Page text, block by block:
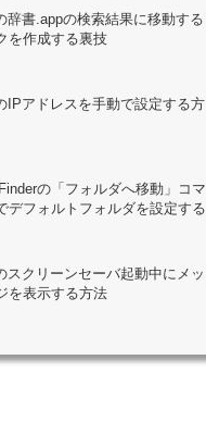
辞書.appの検索結果に移動する
を作成する裏技
IPアドレスを手動で設定する方
の「フォルダへ移動」コマ
デフォルトフォルダを設定する
スクリーンセーバ起動中にメッ
を表示する方法